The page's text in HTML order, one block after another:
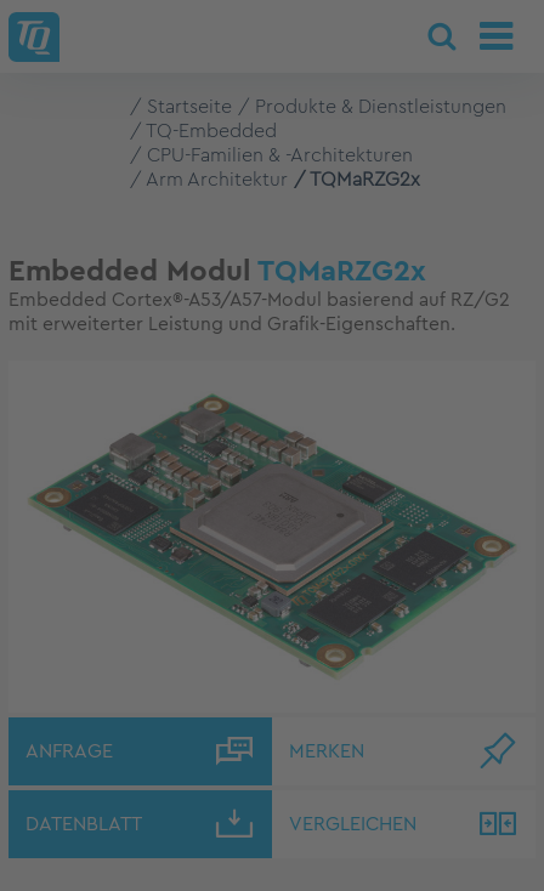
Startseite
Produkte & Dienstleistungen
TQ-Embedded
CPU-Familien & -Architekturen
Arm Architektur
TQMaRZG2x
Embedded Modul TQMaRZG2x
Embedded Cortex®-A53/A57-Modul basierend auf RZ/G2
mit erweiterter Leistung und Grafik-Eigenschaften.
ANFRAGE MERKEN
DATENBLATT VERGLEICHEN